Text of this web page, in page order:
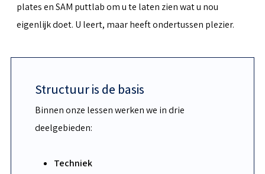
plates en SAM puttlab om u te laten zien wat u nou
eigenlijk doet. U leert, maar heeft ondertussen plezier.
Structuur is de basis
Binnen onze lessen werken we in drie
deelgebieden:
Techniek